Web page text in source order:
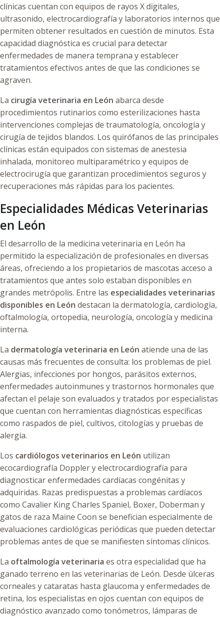
clínicas cuentan con equipos de rayos X digitales,
ultrasonido, electrocardiografía y laboratorios internos que
permiten obtener resultados en cuestión de minutos. Esta
capacidad diagnóstica es crucial para detectar
enfermedades de manera temprana y establecer
tratamientos efectivos antes de que las condiciones se
agraven.
La cirugía veterinaria en León abarca desde
procedimientos rutinarios como esterilizaciones hasta
intervenciones complejas de traumatología, oncología y
cirugía de tejidos blandos. Los quirófanos de las principales
clínicas están equipados con sistemas de anestesia
inhalada, monitoreo multiparamétrico y equipos de
electrocirugía que garantizan procedimientos seguros y
recuperaciones más rápidas para los pacientes.
Especialidades Médicas Veterinarias
en León
El desarrollo de la medicina veterinaria en León ha
permitido la especialización de profesionales en diversas
áreas, ofreciendo a los propietarios de mascotas acceso a
tratamientos que antes solo estaban disponibles en
grandes metrópolis. Entre las especialidades veterinarias
disponibles en León destacan la dermatología, cardiología,
oftalmología, ortopedia, neurología, oncología y medicina
interna.
La dermatología veterinaria en León atiende una de las
causas más frecuentes de consulta: los problemas de piel.
Alergias, infecciones por hongos, parásitos externos,
enfermedades autoinmunes y trastornos hormonales que
afectan el pelaje son evaluados y tratados por especialistas
que cuentan con herramientas diagnósticas específicas
como raspados de piel, cultivos, citologías y pruebas de
alergia.
Los cardiólogos veterinarios en León utilizan
ecocardiografía Doppler y electrocardiografía para
diagnosticar enfermedades cardíacas congénitas y
adquiridas. Razas predispuestas a problemas cardíacos
como Cavalier King Charles Spaniel, Boxer, Doberman y
gatos de raza Maine Coon se benefician especialmente de
evaluaciones cardiológicas periódicas que pueden detectar
problemas antes de que se manifiesten síntomas clínicos.
La oftalmología veterinaria es otra especialidad que ha
ganado terreno en las veterinarias de León. Desde úlceras
corneales y cataratas hasta glaucoma y enfermedades de
retina, los especialistas en ojos cuentan con equipos de
diagnóstico avanzado como tonómetros, lámparas de